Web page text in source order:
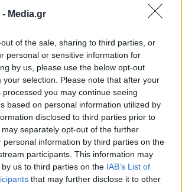
- Media.gr
of the sale, sharing to third parties, or
personal or sensitive information for
by us, please use the below opt-out
your selection. Please note that after your
you may continue seeing
based on personal information utilized by
disclosed to third parties prior to
separately opt-out of the further
personal information by third parties on the
participants. This information may
us to third parties on the IAB’s List of
that may further disclose it to other
15:03
στο newsletter